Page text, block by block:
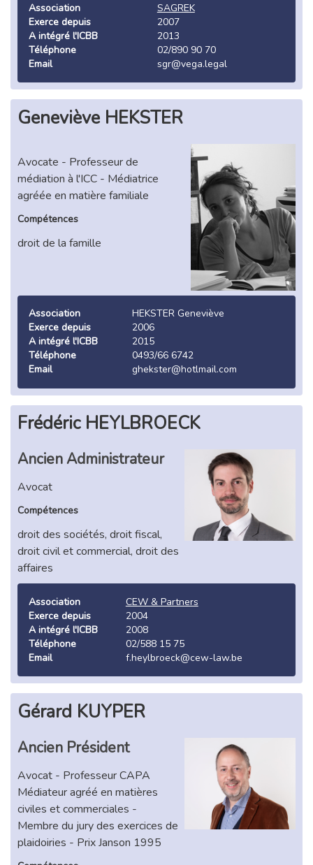
Association
SAGREK
Exerce depuis
2007
A intégré l'ICBB
2013
Téléphone
02/890 90 70
Email
sgr@vega.legal
Geneviève HEKSTER
Avocate - Professeur de
médiation à l'ICC - Médiatrice
agréée en matière familiale
Compétences
droit de la famille
Association
HEKSTER Geneviève
Exerce depuis
2006
A intégré l'ICBB
2015
Téléphone
0493/66 6742
Email
ghekster@hotlmail.com
Frédéric HEYLBROECK
Ancien Administrateur
Avocat
Compétences
droit des sociétés, droit fiscal,
droit civil et commercial, droit des
affaires
Association
CEW & Partners
Exerce depuis
2004
A intégré l'ICBB
2008
Téléphone
02/588 15 75
Email
f.heylbroeck@cew-law.be
Gérard KUYPER
Ancien Président
Avocat - Professeur CAPA
Médiateur agréé en matières
civiles et commerciales -
Membre du jury des exercices de
plaidoiries - Prix Janson 1995